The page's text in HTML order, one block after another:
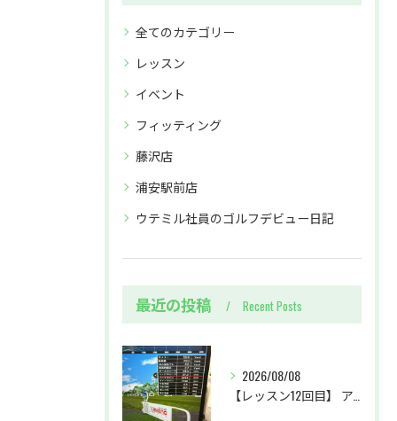
全てのカテゴリー
レッスン
イベント
フィッティング
藤沢店
浦安駅前店
ウテミル社員のゴルフデビュー日記
最近の投稿 Recent Posts
2026/08/08
【レッスン12回目】 アイアンを全力で振る練習&ユーティリティ上達への一歩